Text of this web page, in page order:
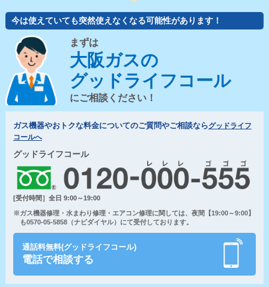
今は使えていても突然使えなくなる可能性があります！
まずは
大阪ガスの
グッドライフコール
にご相談ください！
ガス機器やおトクな料金についてのご質問やご相談ならグッドライフ
コールへ
グッドライフコール
[受付時間］全日 9:00～19:00
※ガス機器修理・水まわり修理・エアコン修理に関しては、夜間【19:00～9:00】
も0570-05-5858（ナビダイヤル）にて受付しております。
通話料無料(グッドライフコール)
電話で相談する